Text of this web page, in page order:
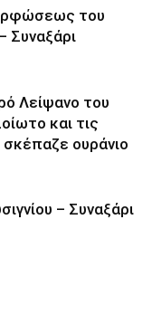
του
Συναξάρι
Λείψανο του
και τις
ουράνιο
– Συναξάρι